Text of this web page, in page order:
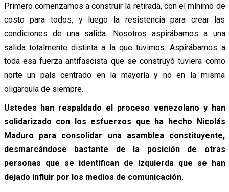
Primero comenzamos a construir la retirada, con el mínimo de
costo para todos, y luego la resistencia para crear las
condiciones de una salida. Nosotros aspirábamos a una
salida totalmente distinta a la que tuvimos. Aspirábamos a
toda esa fuerza antifascista que se construyó tuviera como
norte un país centrado en la mayoría y no en la misma
oligarquía de siempre.
Ustedes han respaldado el proceso venezolano y han
solidarizado con los esfuerzos que ha hecho Nicolás
Maduro para consolidar una asamblea constituyente,
desmarcándose bastante de la posición de otras
personas que se identifican de izquierda que se han
dejado influir por los medios de comunicación.